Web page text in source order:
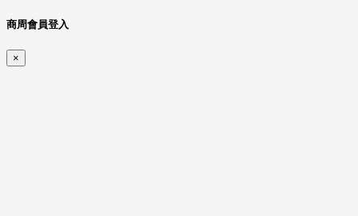
商周會員登入
×